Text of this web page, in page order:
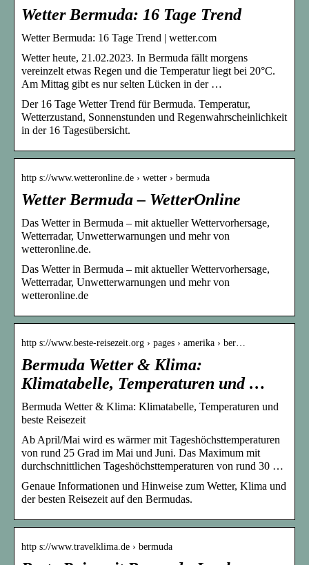
Wetter Bermuda: 16 Tage Trend
Wetter Bermuda: 16 Tage Trend | wetter.com
Wetter heute, 21.02.2023. In Bermuda fällt morgens
vereinzelt etwas Regen und die Temperatur liegt bei 20°C.
Am Mittag gibt es nur selten Lücken in der …
Der 16 Tage Wetter Trend für Bermuda. Temperatur,
Wetterzustand, Sonnenstunden und Regenwahrscheinlichkeit
in der 16 Tagesübersicht.
http s://www.wetteronline.de › wetter › bermuda
Wetter Bermuda – WetterOnline
Das Wetter in Bermuda – mit aktueller Wettervorhersage,
Wetterradar, Unwetterwarnungen und mehr von
wetteronline.de.
Das Wetter in Bermuda – mit aktueller Wettervorhersage,
Wetterradar, Unwetterwarnungen und mehr von
wetteronline.de
http s://www.beste-reisezeit.org › pages › amerika › ber…
Bermuda Wetter & Klima:
Klimatabelle, Temperaturen und …
Bermuda Wetter & Klima: Klimatabelle, Temperaturen und
beste Reisezeit
Ab April/Mai wird es wärmer mit Tageshöchsttemperaturen
von rund 25 Grad im Mai und Juni. Das Maximum mit
durchschnittlichen Tageshöchsttemperaturen von rund 30 …
Genaue Informationen und Hinweise zum Wetter, Klima und
der besten Reisezeit auf den Bermudas.
http s://www.travelklima.de › bermuda